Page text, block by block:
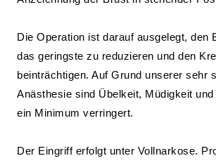
Die Operation ist darauf ausgelegt, den
das geringste zu reduzieren und den
beinträchtigen. Auf Grund unserer sehr
Anästhesie sind Übelkeit, Müdigkeit
ein Minimum verringert.
Der Eingriff erfolgt unter Vollnarkose.